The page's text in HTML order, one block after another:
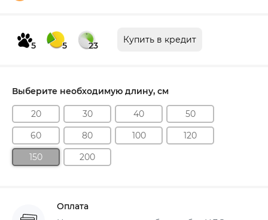
5 5 23
Купить в кредит
Выберите необходимую длину, см
20 30 40
50
60
80 100
120
150
200
Оплата